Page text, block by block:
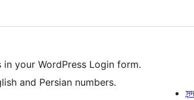
your WordPress Login form.
and Persian numbers.